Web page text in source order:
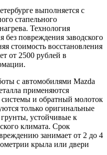
выполняется с
стапельного
Технология
без повреждения заводского
стоимость восстановления
от 2500 рублей в
с автомобилями Mazda
применяются
и обратный молоток
только оригинальные
устойчивые к
климата. Срок
занимает от 2 до 4
крыла или двери